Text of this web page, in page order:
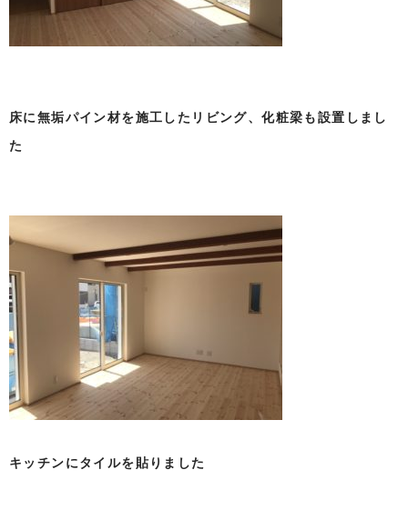
床に無垢パイン材を施工したリビング、化粧梁も設置しまし
た
キッチンにタイルを貼りました